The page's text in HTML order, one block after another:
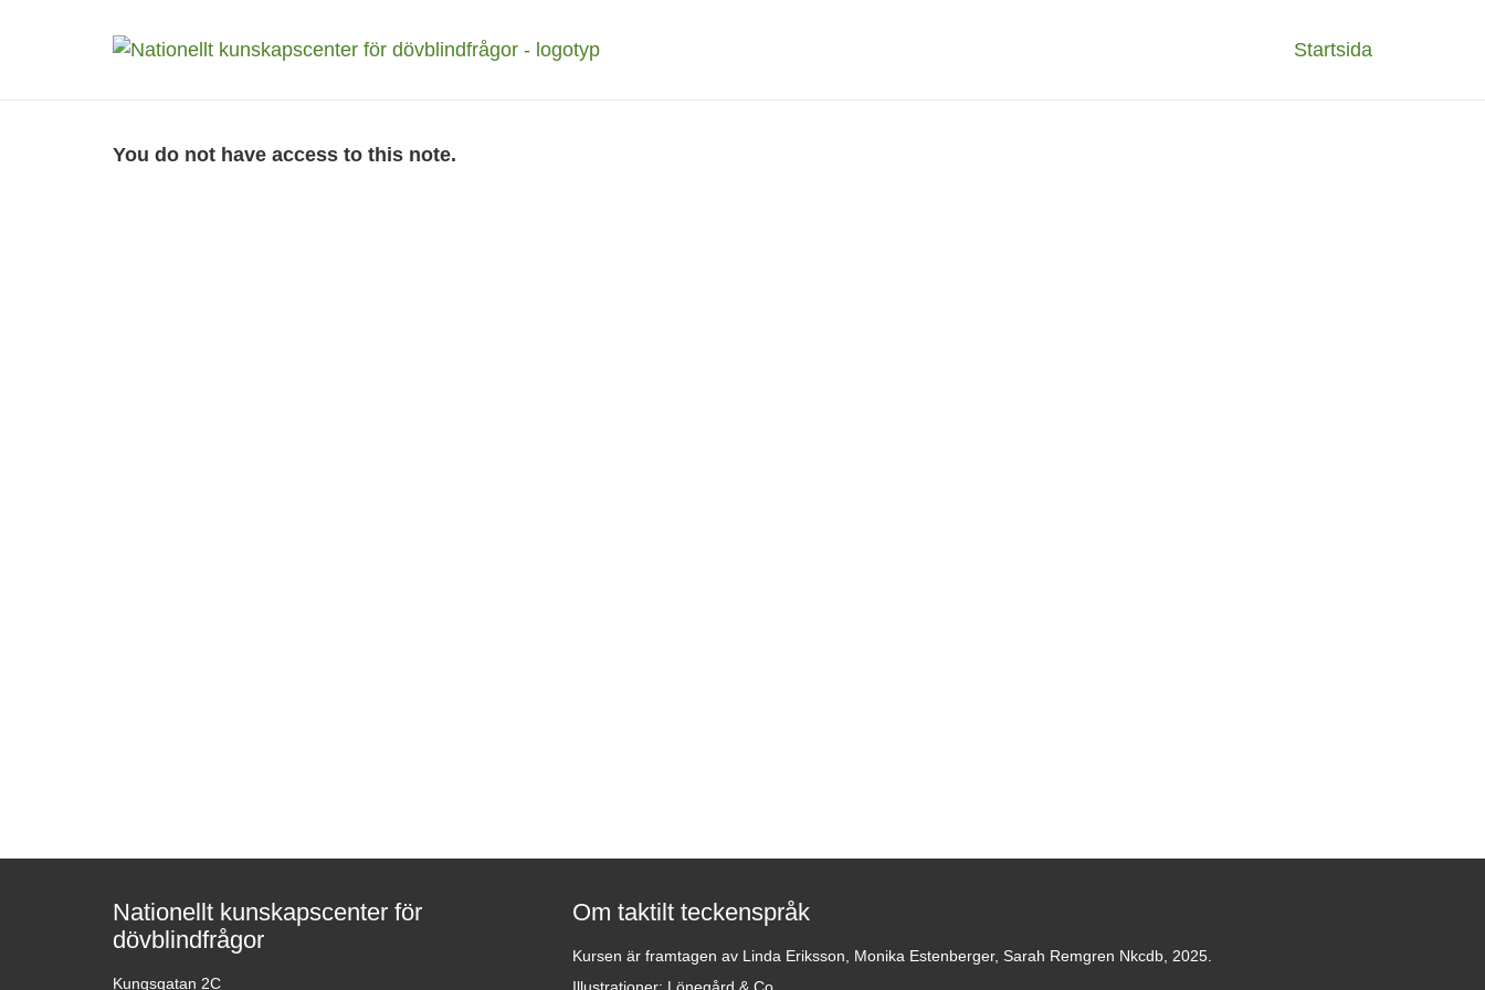
Startsida
You do not have access to this note.
Nationellt kunskapscenter för
dövblindfrågor
Kungsgatan 2C
Om taktilt teckenspråk
Kursen är framtagen av Linda Eriksson, Monika Estenberger, Sarah Remgren Nkcdb, 2025.